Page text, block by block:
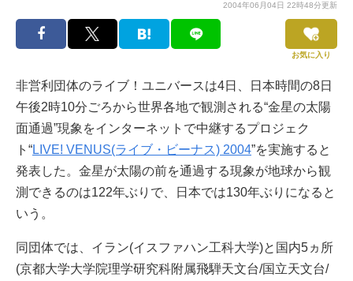
2004年06月04日 22時48分更新
お気に入り
非営利団体のライブ！ユニバースは4日、日本時間の8日
午後2時10分ごろから世界各地で観測される“金星の太陽
面通過”現象をインターネットで中継するプロジェク
ト“LIVE! VENUS(ライブ・ビーナス) 2004”を実施すると
発表した。金星が太陽の前を通過する現象が地球から観
測できるのは122年ぶりで、日本では130年ぶりになると
いう。
同団体では、イラン(イスファハン工科大学)と国内5ヵ所
(京都大学大学院理学研究科附属飛騨天文台/国立天文台/